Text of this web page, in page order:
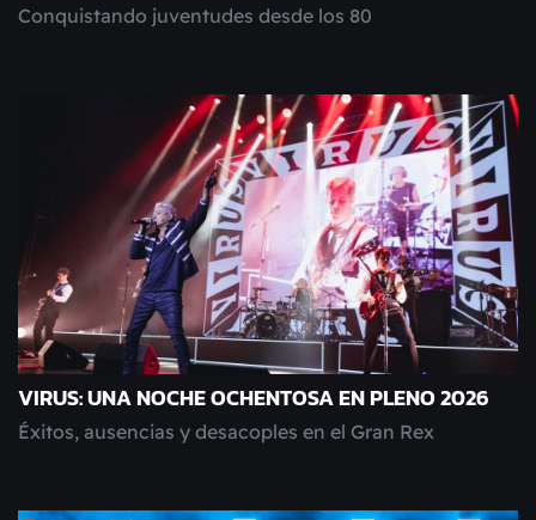
Conquistando juventudes desde los 80
VIRUS: UNA NOCHE OCHENTOSA EN PLENO 2026
Éxitos, ausencias y desacoples en el Gran Rex